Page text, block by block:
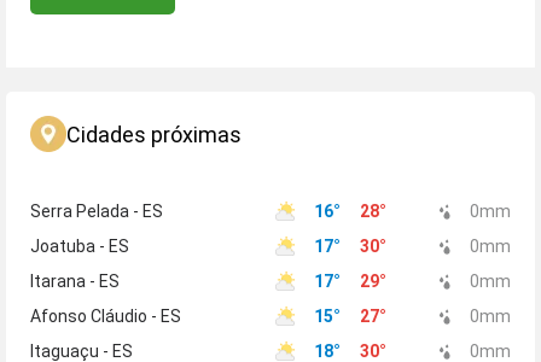
Cidades próximas
Serra Pelada - ES 16° 28° 0mm
Joatuba - ES
17° 30° 0mm
Itarana - ES
17° 29° 0mm
Afonso Cláudio - ES
15° 27° 0mm
Itaguaçu - ES
18° 30° 0mm